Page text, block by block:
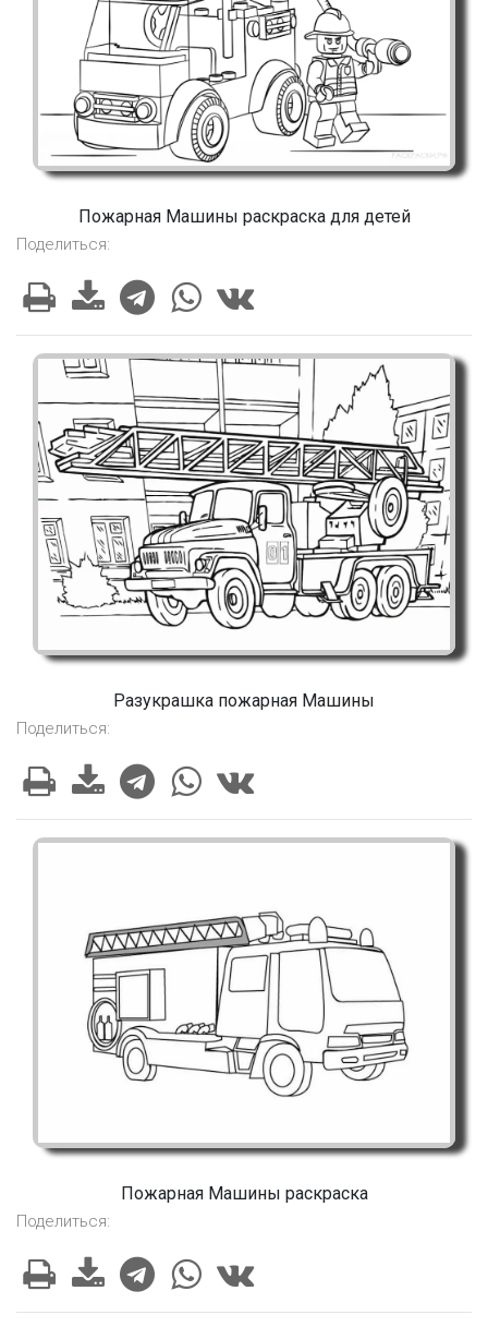
Пожарная Машины раскраска для детей
Поделиться:
Разукрашка пожарная Машины
Поделиться:
Пожарная Машины раскраска
Поделиться: